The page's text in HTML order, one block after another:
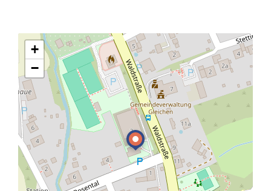
+
−